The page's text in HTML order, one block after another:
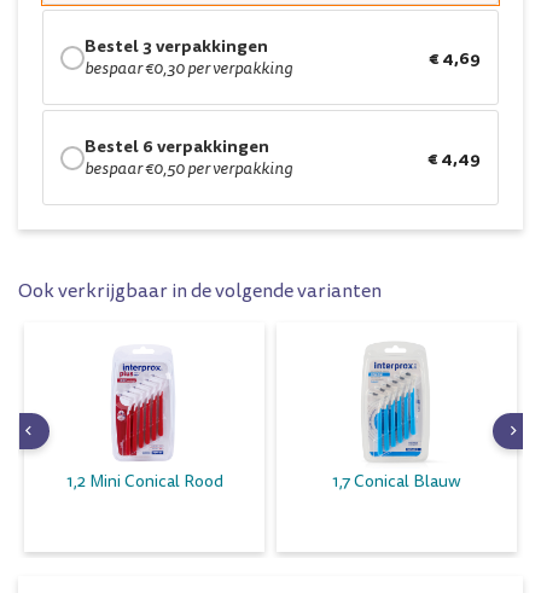
Bestel 3 verpakkingen
bespaar €0,30 per verpakking € 4,69
Bestel 6 verpakkingen
bespaar €0,50 per verpakking € 4,49
Ook verkrijgbaar in de volgende varianten
1,2 Mini Conical Rood 1,7 Conical Blauw